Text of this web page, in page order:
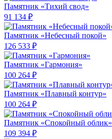
Памятник «Тихий свод»
91 134 ₽
Памятник «Небесный покой»
126 533 ₽
Памятник «Гармония»
100 264 ₽
Памятник «Плавный контур»
100 264 ₽
Памятник «Спокойный облик»
109 394 ₽